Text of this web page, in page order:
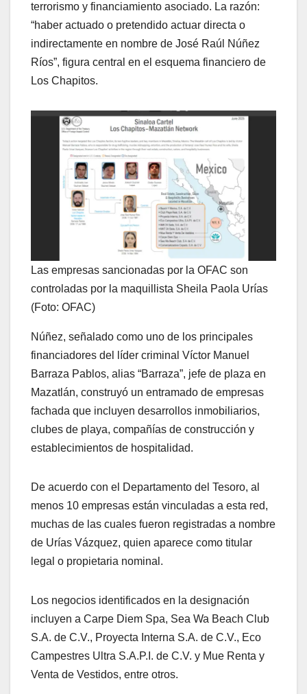
terrorismo y financiamiento asociado. La razón:
“haber actuado o pretendido actuar directa o
indirectamente en nombre de José Raúl Núñez
Ríos”, figura central en el esquema financiero de
Los Chapitos.
Las empresas sancionadas por la OFAC son
controladas por la maquillista Sheila Paola Urías
(Foto: OFAC)
Núñez, señalado como uno de los principales
financiadores del líder criminal Víctor Manuel
Barraza Pablos, alias “Barraza”, jefe de plaza en
Mazatlán, construyó un entramado de empresas
fachada que incluyen desarrollos inmobiliarios,
clubes de playa, compañías de construcción y
establecimientos de hospitalidad.
De acuerdo con el Departamento del Tesoro, al
menos 10 empresas están vinculadas a esta red,
muchas de las cuales fueron registradas a nombre
de Urías Vázquez, quien aparece como titular
legal o propietaria nominal.
Los negocios identificados en la designación
incluyen a Carpe Diem Spa, Sea Wa Beach Club
S.A. de C.V., Proyecta Interna S.A. de C.V., Eco
Campestres Ultra S.A.P.I. de C.V. y Mue Renta y
Venta de Vestidos, entre otros.